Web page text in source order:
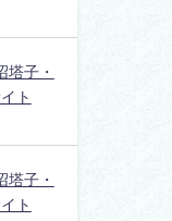
塔子・
ト
塔子・
ト